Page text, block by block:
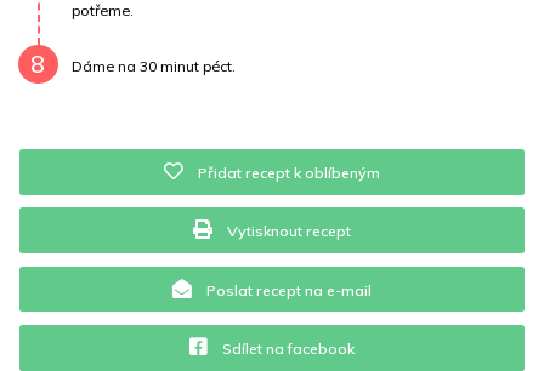
potřeme.
8 Dáme na 30 minut péct.
Přidat recept k oblíbeným
Vytisknout recept
Poslat recept na e-mail
Sdílet na facebook